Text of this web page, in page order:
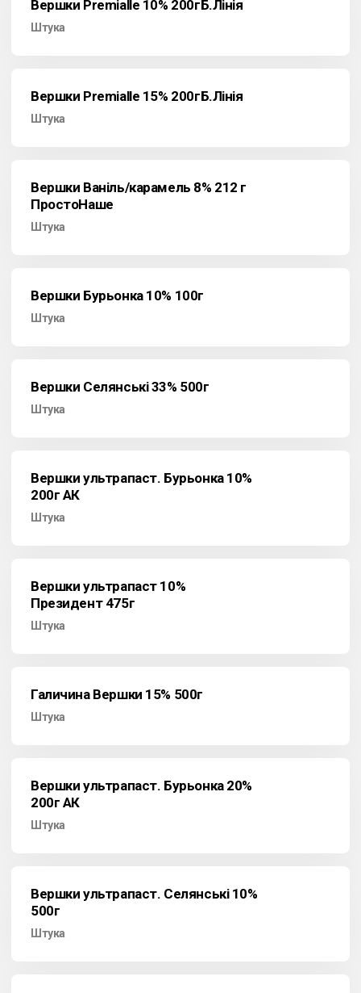
Вершки Premialle 10% 200гБ.Лінія
Штука
Вершки Premialle 15% 200гБ.Лінія
Штука
Вершки Ваніль/карамель 8% 212 г
ПростоНаше
Штука
Вершки Бурьонка 10% 100г
Штука
Вершки Селянські 33% 500г
Штука
Вершки ультрапаст. Бурьонка 10%
200г АК
Штука
Вершки ультрапаст 10%
Президент 475г
Штука
Галичина Вершки 15% 500г
Штука
Вершки ультрапаст. Бурьонка 20%
200г АК
Штука
Вершки ультрапаст. Селянські 10%
500г
Штука